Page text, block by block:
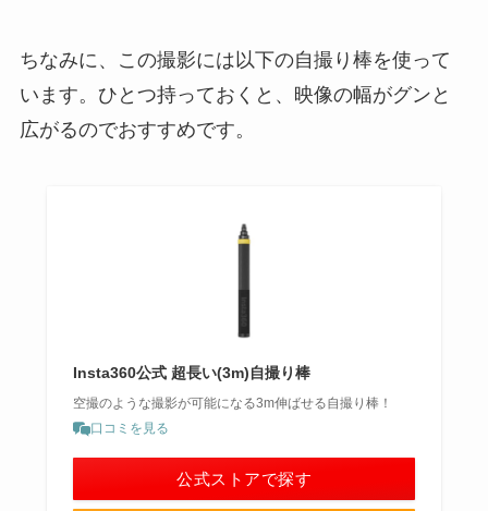
ちなみに、この撮影には以下の自撮り棒を使って
います。ひとつ持っておくと、映像の幅がグンと
広がるのでおすすめです。
Insta360公式 超長い(3m)自撮り棒
空撮のような撮影が可能になる3m伸ばせる自撮り棒！
口コミを見る
公式ストアで探す